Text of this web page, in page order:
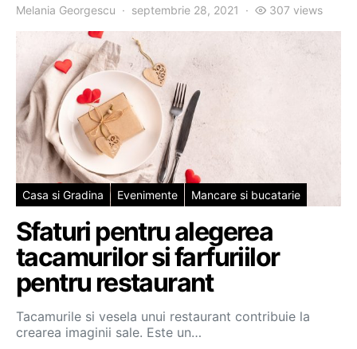
Melania Georgescu septembrie 28, 2021 307 views
Casa si Gradina Evenimente Mancare si bucatarie
Sfaturi pentru alegerea
tacamurilor si farfuriilor
pentru restaurant
Tacamurile si vesela unui restaurant contribuie la
crearea imaginii sale. Este un…